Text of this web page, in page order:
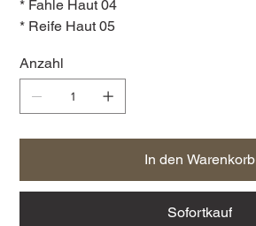
* Fahle Haut 04
* Reife Haut 05
Anzahl
In den Warenkorb
Sofortkauf